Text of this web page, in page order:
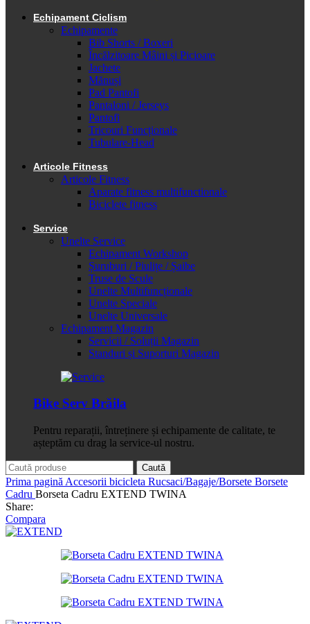
Echipament Ciclism
Echipamente
Bib Shorts / Boxeri
Încălzitoare Mâini și Picioare
Jachete
Mănuși
Pad Pantofi
Pantaloni / Jerseys
Pantofi
Tricouri Funcționale
Tubulare-Head
Articole Fitness
Articole Fitness
Aparate fitness multifunctionale
Biciclete fitness
Service
Unelte Service
Echipament Workshop
Șuruburi / Piulițe / Șaibe
Truse de Scule
Unelte Multifuncționale
Unelte Speciale
Unelte Universale
Echipament Magazin
Servicii / Soluții Magazin
Standuri și Suporturi Magazin
Bike Serv Brăila
Pentru reparații, întreținere și echipamente de calitate, te
așteptăm cu drag la service-ul nostru.
Caută
Prima pagină Accesorii bicicleta Rucsaci/Bagaje/Borsete Borsete
Cadru Borseta Cadru EXTEND TWINA
Share:
Compara